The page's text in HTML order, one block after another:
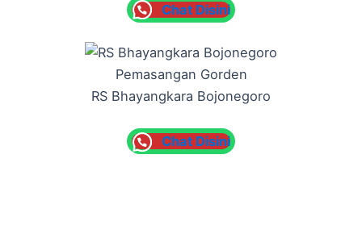
Chat Disini
Pemasangan Gorden
RS Bhayangkara Bojonegoro
Chat Disini